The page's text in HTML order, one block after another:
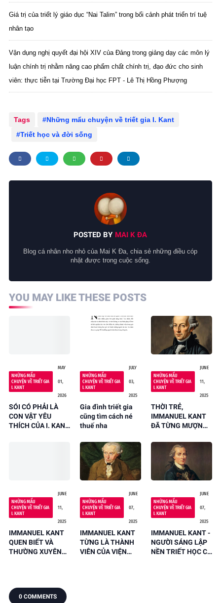
Giá trị của triết lý giáo dục “Nai Talim” trong bối cảnh phát triển trí tuệ
nhân tạo
Vận dụng nghị quyết đại hội XIV của Đảng trong giảng dạy các môn lý
luận chính trị nhằm nâng cao phẩm chất chính trị, đạo đức cho sinh
viên: thực tiễn tại Trường Đại học FPT - Lê Thị Hồng Phượng
Tags
Những mẩu chuyện về triết gia I. Kant
Triết học và đời sống
POSTED BY MAI K ĐA
Blog cá nhân nho nhỏ của Mai K Đa, chia sẻ những điều cóp
nhặt được trong cuộc sống.
YOU MAY LIKE THESE POSTS
NHỮNG MẨU
CHUYỆN VỀ TRIẾT GIA
I. KANT
MAY
01,
2026
SÓI CÓ PHẢI LÀ
CON VẬT YÊU
THÍCH CỦA I. KANT
NHỮNG MẨU
CHUYỆN VỀ TRIẾT GIA
I. KANT
JULY
03,
2025
Gia đình triết gia
cũng tìm cách né
thuế nha
NHỮNG MẨU
CHUYỆN VỀ TRIẾT GIA
I. KANT
JUNE
11,
2025
THỜI TRẺ,
IMMANUEL KANT
ĐÃ TỪNG MƯỢN
NGƯỜI KHÁC ĐỂ ĐI
NHỮNG MẨU
CHUYỆN VỀ TRIẾT GIA
I. KANT
JUNE
11,
2025
IMMANUEL KANT
QUEN BIẾT VÀ
THƯỜNG XUYÊN
NHỮNG MẨU
CHUYỆN VỀ TRIẾT GIA
I. KANT
JUNE
07,
2025
IMMANUEL KANT
TỪNG LÀ THÀNH
VIÊN CỦA VIỆN
NHỮNG MẨU
CHUYỆN VỀ TRIẾT GIA
I. KANT
JUNE
07,
2025
IMMANUEL KANT -
NGƯỜI SÁNG LẬP
NỀN TRIẾT HỌC CỔ
0 COMMENTS